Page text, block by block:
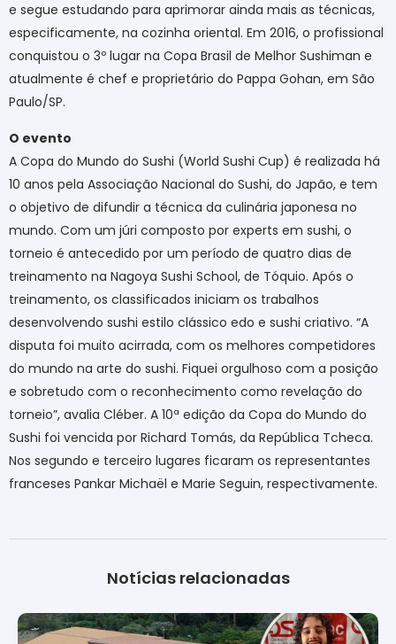
e segue estudando para aprimorar ainda mais as técnicas,
especificamente, na cozinha oriental. Em 2016, o profissional
conquistou o 3º lugar na Copa Brasil de Melhor Sushiman e
atualmente é chef e proprietário do Pappa Gohan, em São
Paulo/SP.
O evento
A Copa do Mundo do Sushi (World Sushi Cup) é realizada há
10 anos pela Associação Nacional do Sushi, do Japão, e tem
o objetivo de difundir a técnica da culinária japonesa no
mundo. Com um júri composto por experts em sushi, o
torneio é antecedido por um período de quatro dias de
treinamento na Nagoya Sushi School, de Tóquio. Após o
treinamento, os classificados iniciam os trabalhos
desenvolvendo sushi estilo clássico edo e sushi criativo. “A
disputa foi muito acirrada, com os melhores competidores
do mundo na arte do sushi. Fiquei orgulhoso com a posição
e sobretudo com o reconhecimento como revelação do
torneio”, avalia Cléber. A 10ª edição da Copa do Mundo do
Sushi foi vencida por Richard Tomás, da República Tcheca.
Nos segundo e terceiro lugares ficaram os representantes
franceses Pankar Michaël e Marie Seguin, respectivamente.
Notícias relacionadas